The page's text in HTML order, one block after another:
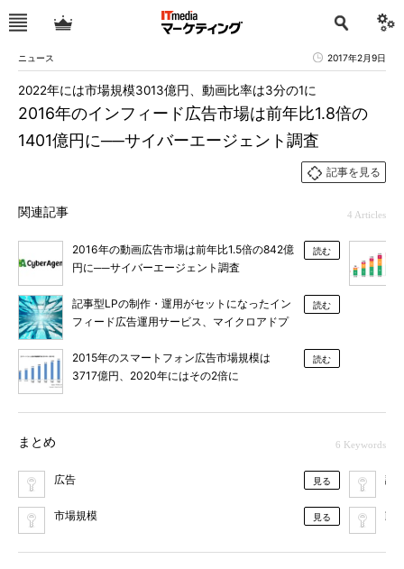
ニュース 2017年2月9日
2016年のインフィード広告市場は前年比1.8倍の
1401億円に──サイバーエージェント調査
2022年には市場規模3013億円、動画比率は3分の1に
記事を見る
関連記事 4 Articles
2016年の動画広告市場は前年比1.5倍の842億
円に──サイバーエージェント調査
読む
記事型LPの制作・運用がセットになったイン
フィード広告運用サービス、マイクロアドプ
読む
2015年のスマートフォン広告市場規模は
3717億円、2020年にはその2倍に
読む
まとめ 6 Keywords
広告 見る
市場規模 見る
調
動